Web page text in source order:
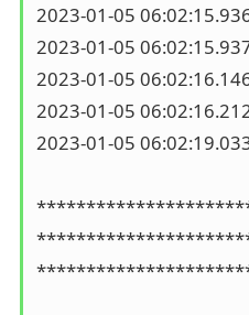
2023-01-05 06:02:15.936+0000 [id=30]	INFO
2023-01-05 06:02:15.937+0000 [id=30]	INFO
2023-01-05 06:02:16.146+0000 [id=44]	INFO
2023-01-05 06:02:16.212+0000 [id=44]	INFO	hudson.util.Retrier#start:
2023-01-05 06:02:19.033+0000 [id=28]	INFO